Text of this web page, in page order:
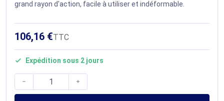
grand rayon d'action, facile à utiliser et indéformable.
106,16 €TTC
 Expédition sous 2 jours
 